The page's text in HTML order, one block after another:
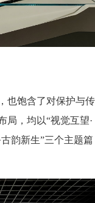
也饱含了对保护与传
局，均以“视觉互望·
韵新生”三个主题篇